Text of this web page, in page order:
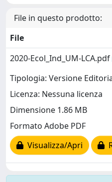
File in questo prodotto:
File
2020-Ecol_Ind_UM-LCA.pdf
Tipologia: Versione
Licenza: Nessuna licenza
Dimensione 1.86 MB
Formato Adobe PDF
Visualizza/Apri